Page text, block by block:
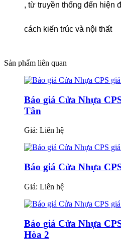
, từ truyền thống đến hiện
cách kiến trúc và nội thất
Sản phẩm liên quan
Báo giá Cửa Nhựa
Tân
Giá: Liên hệ
Báo giá Cửa Nhựa
Giá: Liên hệ
Báo giá Cửa Nhựa
Hòa 2